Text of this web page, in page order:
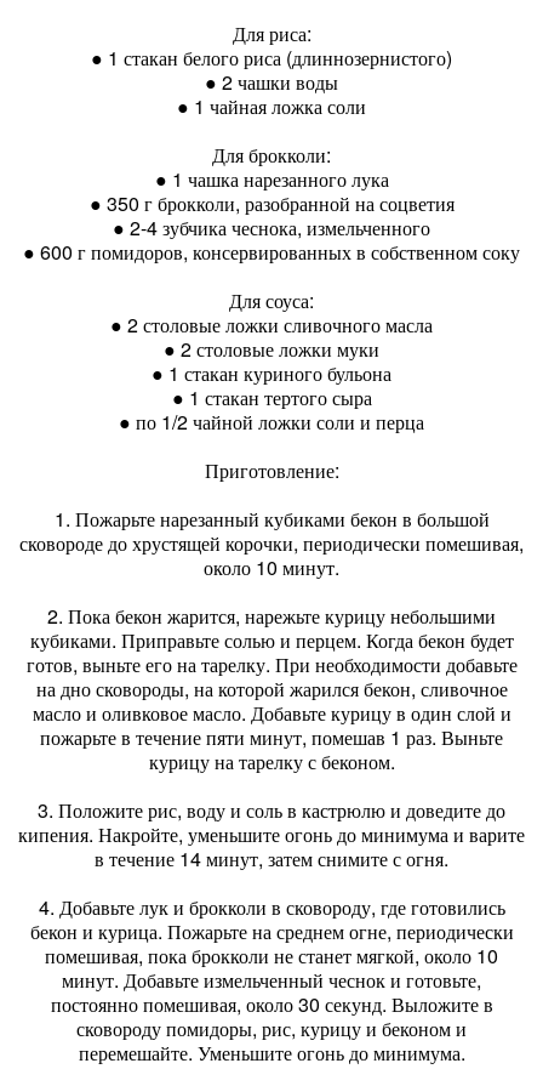
Для риса:
● 1 стакан белого риса (длиннозернистого)
● 2 чашки воды
● 1 чайная ложка соли
Для брокколи:
● 1 чашка нарезанного лука
● 350 г брокколи, разобранной на соцветия
● 2-4 зубчика чеснока, измельченного
● 600 г помидоров, консервированных в собственном соку
Для соуса:
● 2 столовые ложки сливочного масла
● 2 столовые ложки муки
● 1 стакан куриного бульона
● 1 стакан тертого сыра
● по 1/2 чайной ложки соли и перца
Приготовление:
1. Пожарьте нарезанный кубиками бекон в большой
сковороде до хрустящей корочки, периодически помешивая,
около 10 минут.
2. Пока бекон жарится, нарежьте курицу небольшими
кубиками. Приправьте солью и перцем. Когда бекон будет
готов, выньте его на тарелку. При необходимости добавьте
на дно сковороды, на которой жарился бекон, сливочное
масло и оливковое масло. Добавьте курицу в один слой и
пожарьте в течение пяти минут, помешав 1 раз. Выньте
курицу на тарелку с беконом.
3. Положите рис, воду и соль в кастрюлю и доведите до
кипения. Накройте, уменьшите огонь до минимума и варите
в течение 14 минут, затем снимите с огня.
4. Добавьте лук и брокколи в сковороду, где готовились
бекон и курица. Пожарьте на среднем огне, периодически
помешивая, пока брокколи не станет мягкой, около 10
минут. Добавьте измельченный чеснок и готовьте,
постоянно помешивая, около 30 секунд. Выложите в
сковороду помидоры, рис, курицу и беконом и
перемешайте. Уменьшите огонь до минимума.